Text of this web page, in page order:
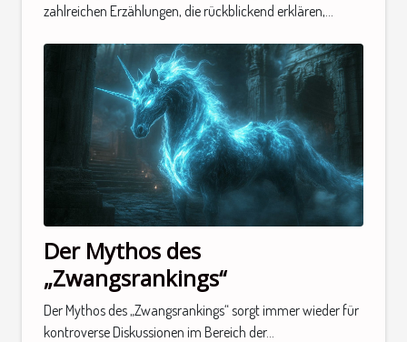
zahlreichen Erzählungen, die rückblickend erklären,...
Der Mythos des
„Zwangsrankings“
Der Mythos des „Zwangsrankings“ sorgt immer wieder für
kontroverse Diskussionen im Bereich der...